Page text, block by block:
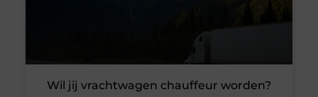
Wil jij vrachtwagen chauffeur worden?